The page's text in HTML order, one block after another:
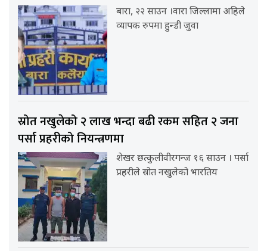
बारा, २२ साउन ।वारा जिल्लामा अहिले
व्यापक रुपमा हुन्डी जुवा
स्रोत नखुलेको २ लाख भन्दा बढी रकम सहित २ जना
पर्सा प्रहरीको नियन्त्रणमा
शेखर छत्कुलीवीरगन्ज १६ साउन । पर्सा
प्रहरीले स्रोत नखुलेको भारतिय